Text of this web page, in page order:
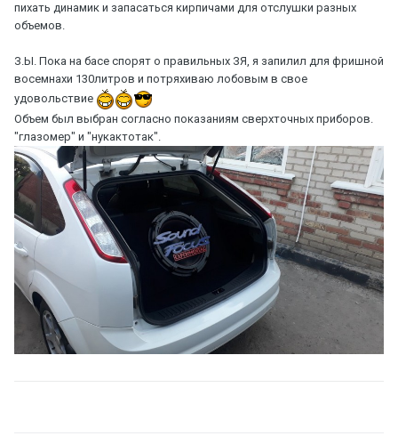
пихать динамик и запасаться кирпичами для отслушки разных
объемов.
З.Ы. Пока на басе спорят о правильных ЗЯ, я запилил для фришной
восемнахи 130литров и потряхиваю лобовым в свое
удовольствие
Объем был выбран согласно показаниям сверхточных приборов.
"глазомер" и "нукактотак".